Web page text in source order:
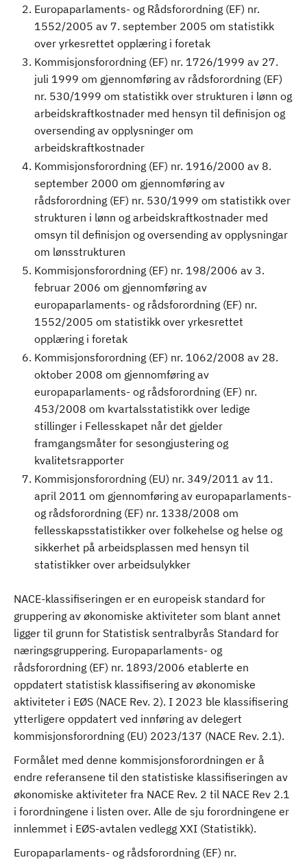
Europaparlaments- og Rådsforordning (EF) nr.
1552/2005 av 7. september 2005 om statistikk
over yrkesrettet opplæring i foretak
Kommisjonsforordning (EF) nr. 1726/1999 av 27.
juli 1999 om gjennomføring av rådsforordning (EF)
nr. 530/1999 om statistikk over strukturen i lønn og
arbeidskraftkostnader med hensyn til definisjon og
oversending av opplysninger om
arbeidskraftkostnader
Kommisjonsforordning (EF) nr. 1916/2000 av 8.
september 2000 om gjennomføring av
rådsforordning (EF) nr. 530/1999 om statistikk over
strukturen i lønn og arbeidskraftkostnader med
omsyn til definisjon og oversending av opplysningar
om lønsstrukturen
Kommisjonsforordning (EF) nr. 198/2006 av 3.
februar 2006 om gjennomføring av
europaparlaments- og rådsforordning (EF) nr.
1552/2005 om statistikk over yrkesrettet
opplæring i foretak
Kommisjonsforordning (EF) nr. 1062/2008 av 28.
oktober 2008 om gjennomføring av
europaparlaments- og rådsforordning (EF) nr.
453/2008 om kvartalsstatistikk over ledige
stillinger i Fellesskapet når det gjelder
framgangsmåter for sesongjustering og
kvalitetsrapporter
Kommisjonsforordning (EU) nr. 349/2011 av 11.
april 2011 om gjennomføring av europaparlaments-
og rådsforordning (EF) nr. 1338/2008 om
fellesskapsstatistikker over folkehelse og helse og
sikkerhet på arbeidsplassen med hensyn til
statistikker over arbeidsulykker
NACE-klassifiseringen er en europeisk standard for
gruppering av økonomiske aktiviteter som blant annet
ligger til grunn for Statistisk sentralbyrås Standard for
næringsgruppering. Europaparlaments- og
rådsforordning (EF) nr. 1893/2006 etablerte en
oppdatert statistisk klassifisering av økonomiske
aktiviteter i EØS (NACE Rev. 2). I 2023 ble klassifisering
ytterligere oppdatert ved innføring av delegert
kommisjonsforordning (EU) 2023/137 (NACE Rev. 2.1).
Formålet med denne kommisjonsforordningen er å
endre referansene til den statistiske klassifiseringen av
økonomiske aktiviteter fra NACE Rev. 2 til NACE Rev 2.1
i forordningene i listen over. Alle de sju forordningene er
innlemmet i EØS-avtalen vedlegg XXI (Statistikk).
Europaparlaments- og rådsforordning (EF) nr.